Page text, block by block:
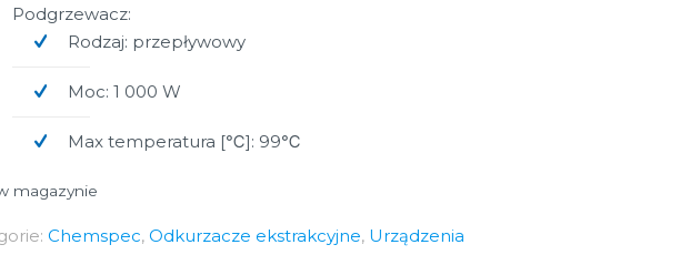
Podgrzewacz:
Rodzaj: przepływowy
Moc: 1 000 W
Max temperatura [℃]: 99℃
magazynie
Chemspec, Odkurzacze ekstrakcyjne, Urządzenia